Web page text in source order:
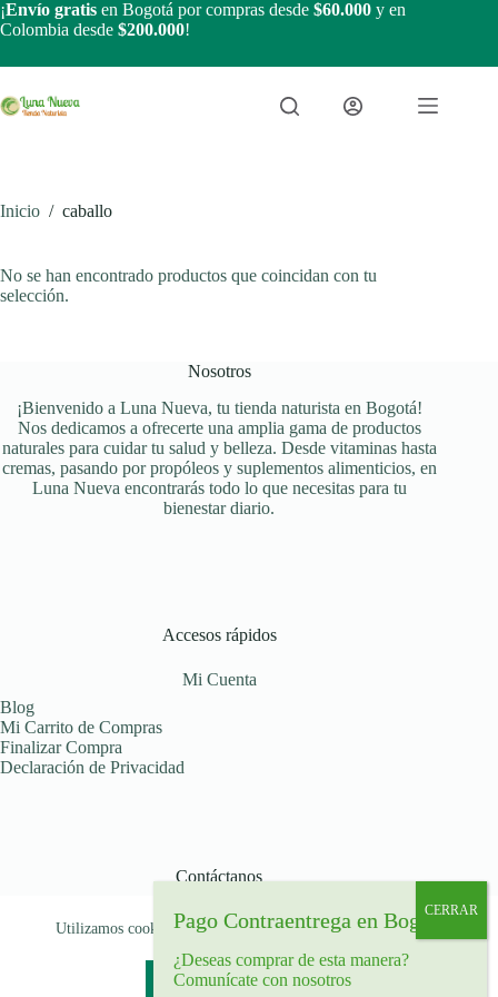
Saltar
al
Utilizamos cookies para garantizar que le brindamos la mejor
experiencia en nuestra web.
Aceptar Rechazar
¡Envío gratis en Bogotá por compras desde $60.000 y en
Colombia desde $200.000!
Inicio / caballo
No se han encontrado productos que coincidan con tu
selección.
Nosotros
¡Bienvenido a Luna Nueva, tu tienda naturista en Bogotá!
Nos dedicamos a ofrecerte una amplia gama de productos
naturales para cuidar tu salud y belleza. Desde vitaminas hasta
cremas, pasando por propóleos y suplementos alimenticios, en
Luna Nueva encontrarás todo lo que necesitas para tu
bienestar diario.
Accesos rápidos
Mi Cuenta
Blog
Mi Carrito de Compras
Finalizar Compra
Declaración de Privacidad
Contáctanos
Déjanos tu mensaje
Celular: (+57) 319 516 07 91
Bogotá, Colombia
Copyright © 2026 - Tema para WordPress deCreative
¿Deseas comprar de esta manera?
Comunícate con nosotros